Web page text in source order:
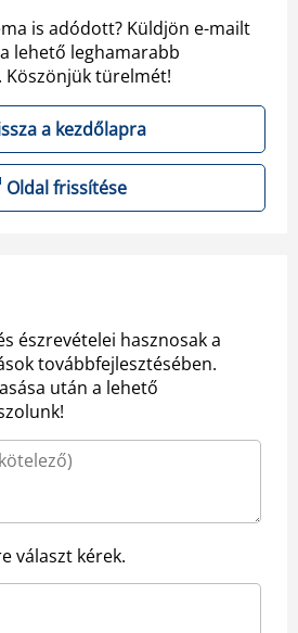
is adódott? Küldjön e-mailt
lehető leghamarabb
Köszönjük türelmét!
a kezdőlapra
Oldal frissítése
észrevételei hasznosak a
továbbfejlesztésében.
után a lehető
választ kérek.